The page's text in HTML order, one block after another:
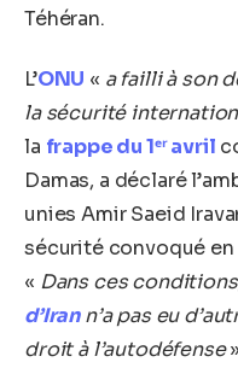
Téhéran.
L’ONU « a failli à son
la sécurité
la frappe du 1ᵉʳ avril
Damas, a déclaré
unies Amir Saeid
sécurité convoqué
« Dans ces
d’Irann’a pas eu
droit à l’autodéfense